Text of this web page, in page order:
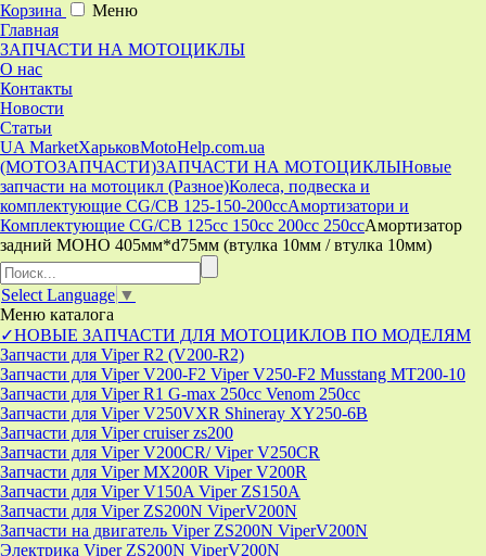
Корзина
Меню
Главная
ЗАПЧАСТИ НА МОТОЦИКЛЫ
О нас
Контакты
Новости
Статьи
UA MarketХарьковMotoHelp.com.ua
(МОТОЗАПЧАСТИ)ЗАПЧАСТИ НА МОТОЦИКЛЫНовые
запчасти на мотоцикл (Разное)Колеса, подвеска и
комплектующие CG/CB 125-150-200ccАмортизатори и
Комплектующие CG/CB 125cc 150cc 200cc 250ccАмортизатор
задний МОНО 405мм*d75мм (втулка 10мм / втулка 10мм)
Select Language ▼
Меню каталога
✓НОВЫЕ ЗАПЧАСТИ ДЛЯ МОТОЦИКЛОВ ПО МОДЕЛЯМ
Запчасти для Viper R2 (V200-R2)
Запчасти для Viper V200-F2 Viper V250-F2 Musstang MT200-10
Запчасти для Viper R1 G-max 250cc Venom 250cc
Запчасти для Viper V250VXR Shineray XY250-6B
Запчасти для Viper cruiser zs200
Запчасти для Viper V200CR/ Viper V250CR
Запчасти для Viper MX200R Viper V200R
Запчасти для Viper V150A Viper ZS150A
Запчасти для Viper ZS200N ViperV200N
Запчасти на двигатель Viper ZS200N ViperV200N
Электрика Viper ZS200N ViperV200N